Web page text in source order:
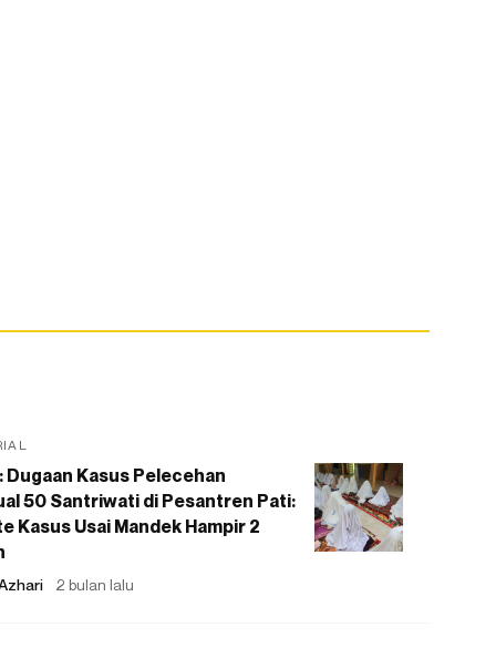
Dugaan Kasus Pelecehan
50 Santriwati di Pesantren Pati:
Kasus Usai Mandek Hampir 2
2 bulan lalu